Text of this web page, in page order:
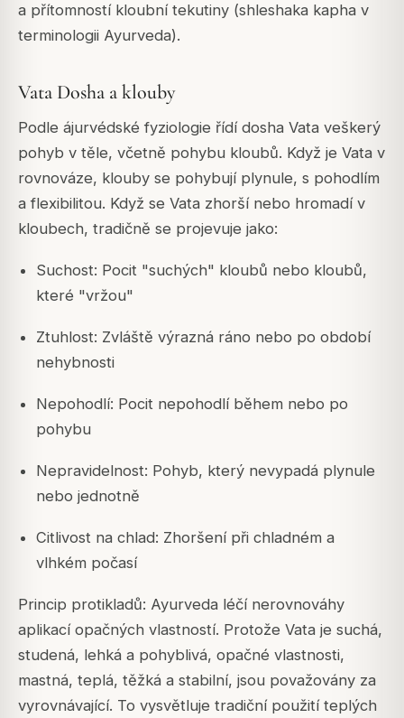
a přítomností kloubní tekutiny (shleshaka kapha v
terminologii Ayurveda).
Vata Dosha a klouby
Podle ájurvédské fyziologie řídí dosha Vata veškerý
pohyb v těle, včetně pohybu kloubů. Když je Vata v
rovnováze, klouby se pohybují plynule, s pohodlím
a flexibilitou. Když se Vata zhorší nebo hromadí v
kloubech, tradičně se projevuje jako:
Suchost: Pocit "suchých" kloubů nebo kloubů,
které "vržou"
Ztuhlost: Zvláště výrazná ráno nebo po období
nehybnosti
Nepohodlí: Pocit nepohodlí během nebo po
pohybu
Nepravidelnost: Pohyb, který nevypadá plynule
nebo jednotně
Citlivost na chlad: Zhoršení při chladném a
vlhkém počasí
Princip protikladů: Ayurveda léčí nerovnováhy
aplikací opačných vlastností. Protože Vata je suchá,
studená, lehká a pohyblivá, opačné vlastnosti,
mastná, teplá, těžká a stabilní, jsou považovány za
vyrovnávající. To vysvětluje tradiční použití teplých